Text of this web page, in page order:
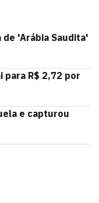
de 'Arábia Saudita'
para R$ 2,72 por
e capturou